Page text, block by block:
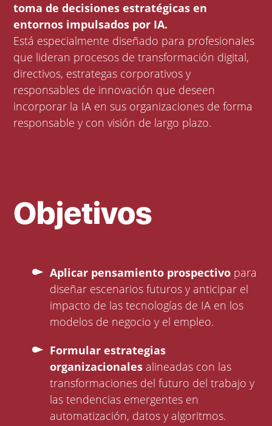
toma de decisiones estratégicas en
entornos impulsados por IA.
Está especialmente diseñado para profesionales
que lideran procesos de transformación digital,
directivos, estrategas corporativos y
responsables de innovación que deseen
incorporar la IA en sus organizaciones de forma
responsable y con visión de largo plazo.
Objetivos
Aplicar pensamiento prospectivo para
diseñar escenarios futuros y anticipar el
impacto de las tecnologías de IA en los
modelos de negocio y el empleo.
Formular estrategias
organizacionales alineadas con las
transformaciones del futuro del trabajo y
las tendencias emergentes en
automatización, datos y algoritmos.